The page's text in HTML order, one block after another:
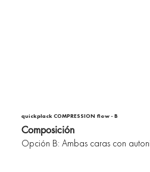
quickplack COMPRESSION flow - B
Composición
Opción B: Ambas caras con